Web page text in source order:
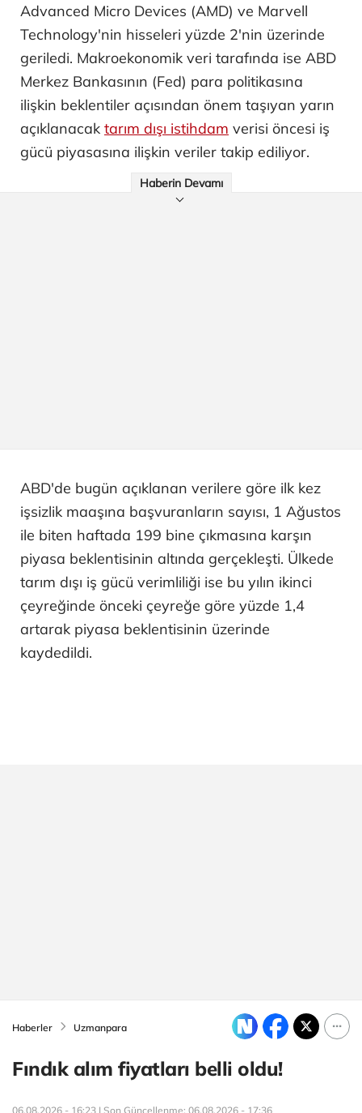
Advanced Micro Devices (AMD) ve Marvell
Technology'nin hisseleri yüzde 2'nin üzerinde
geriledi. Makroekonomik veri tarafında ise ABD
Merkez Bankasının (Fed) para politikasına
ilişkin beklentiler açısından önem taşıyan yarın
açıklanacak tarım dışı istihdam verisi öncesi iş
gücü piyasasına ilişkin veriler takip ediliyor.
Haberin Devamı
ABD'de bugün açıklanan verilere göre ilk kez
işsizlik maaşına başvuranların sayısı, 1 Ağustos
ile biten haftada 199 bine çıkmasına karşın
piyasa beklentisinin altında gerçekleşti. Ülkede
tarım dışı iş gücü verimliliği ise bu yılın ikinci
çeyreğinde önceki çeyreğe göre yüzde 1,4
artarak piyasa beklentisinin üzerinde
kaydedildi.
Haberler Uzmanpara
Fındık alım fiyatları belli oldu!
06.08.2026 - 16:23 | Son Güncellenme: 06.08.2026 - 17:36